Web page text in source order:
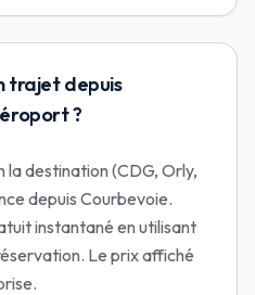
trajet depuis
?
la destination (CDG, Orly,
depuis Courbevoie.
instantané en utilisant
Le prix affiché